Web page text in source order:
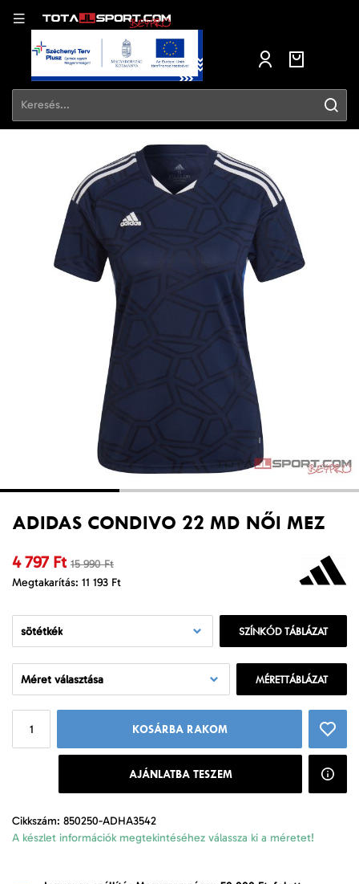
ADIDAS CONDIVO 22 MD NŐI MEZ
4 797 Ft 15 990 Ft
Megtakarítás: 11 193 Ft
sötétkék SZÍNKÓD TÁBLÁZAT
Méret választása MÉRETTÁBLÁZAT
KOSÁRBA RAKOM
AJÁNLATBA TESZEM
Cikkszám: 850250-ADHA3542
A készlet információk megtekintéséhez válassza ki a méretet!